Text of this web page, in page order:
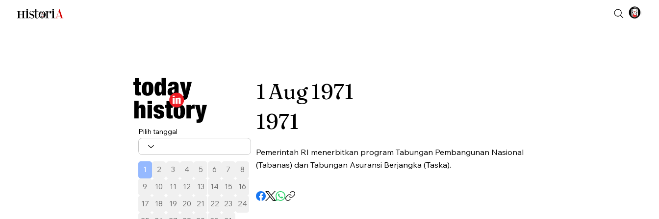
Pilih tanggal
1 2 3 4 5 6 7
8
9
10 11 12 13 14 15
16
17
18 19 20 21 22 23
24
1Aug1971
1971
Pemerintah RI menerbitkan program Tabungan Pembangunan Nasional
(Tabanas) dan Tabungan Asuransi Berjangka (Taska).